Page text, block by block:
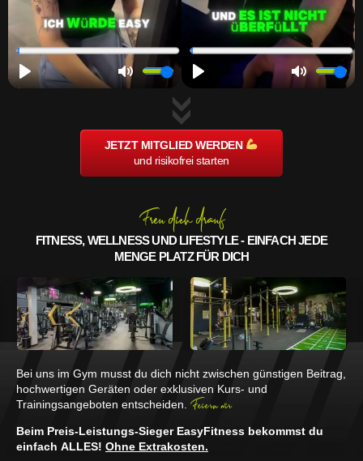
JETZT MITGLIED WERDEN
und risikofrei starten
Freu dich drauf
FITNESS, WELLNESS UND LIFESTYLE - EINFACH JEDE
MENGE PLATZ FÜR DICH
Bei uns im Gym musst du dich nicht zwischen günstigen Beitrag,
hochwertigen Geräten oder exklusiven Kurs- und
Trainingsangeboten entscheiden. Feiern wir
Beim Preis-Leistungs-Sieger EasyFitness bekommst du
einfach ALLES! Ohne Extrakosten.